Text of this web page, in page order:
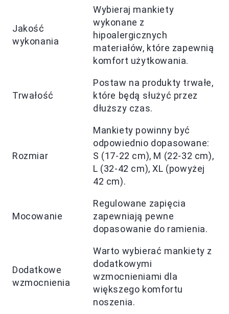
Jakość
wykonania
Wybieraj mankiety
wykonane z
hipoalergicznych
materiałów, które zapewnią
komfort użytkowania.
Trwałość
Postaw na produkty trwałe,
które będą służyć przez
dłuższy czas.
Rozmiar
Mankiety powinny być
odpowiednio dopasowane:
S (17-22 cm), M (22-32 cm),
L (32-42 cm), XL (powyżej
42 cm).
Mocowanie
Regulowane zapięcia
zapewniają pewne
dopasowanie do ramienia.
Dodatkowe
wzmocnienia
Warto wybierać mankiety z
dodatkowymi
wzmocnieniami dla
większego komfortu
noszenia.